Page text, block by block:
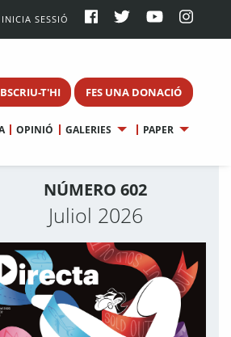
INICIA SESSIÓ
T'HI FES UNA DONACIÓ
OPINIÓ GALERIES PAPER
NÚMERO 602
Juliol 2026